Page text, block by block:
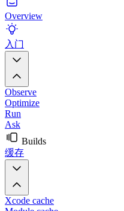
Overview
入门
Observe
Optimize
Run
Ask
Builds
缓存
Xcode cache